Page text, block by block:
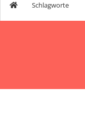
Schlagworte